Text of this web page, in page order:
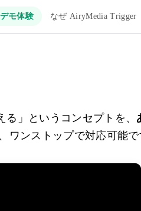
モ体験 なぜ AiryMedia Trigger
」というコンセプトを、
ワンストップで対応可能で